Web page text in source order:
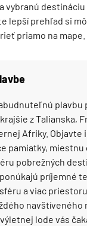
vybranú destináciu
lepší prehľad si
priamo na mape.
plavbu
z Talianska,
Afriky. Objavte
pamiatky, miestnu
pobrežných
príjemné
a viac
navštíveného
lode vás